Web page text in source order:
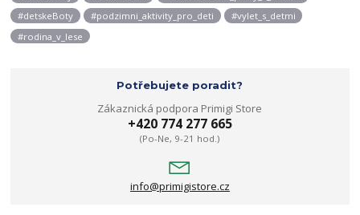
#detskeBoty
#podzimni_aktivity_pro_deti
#vylet_s_detmi
#rodina_v_lese
Potřebujete poradit?
Zákaznická podpora Primigi Store
+420 774 277 665
(Po-Ne, 9-21 hod.)
info@primigistore.cz